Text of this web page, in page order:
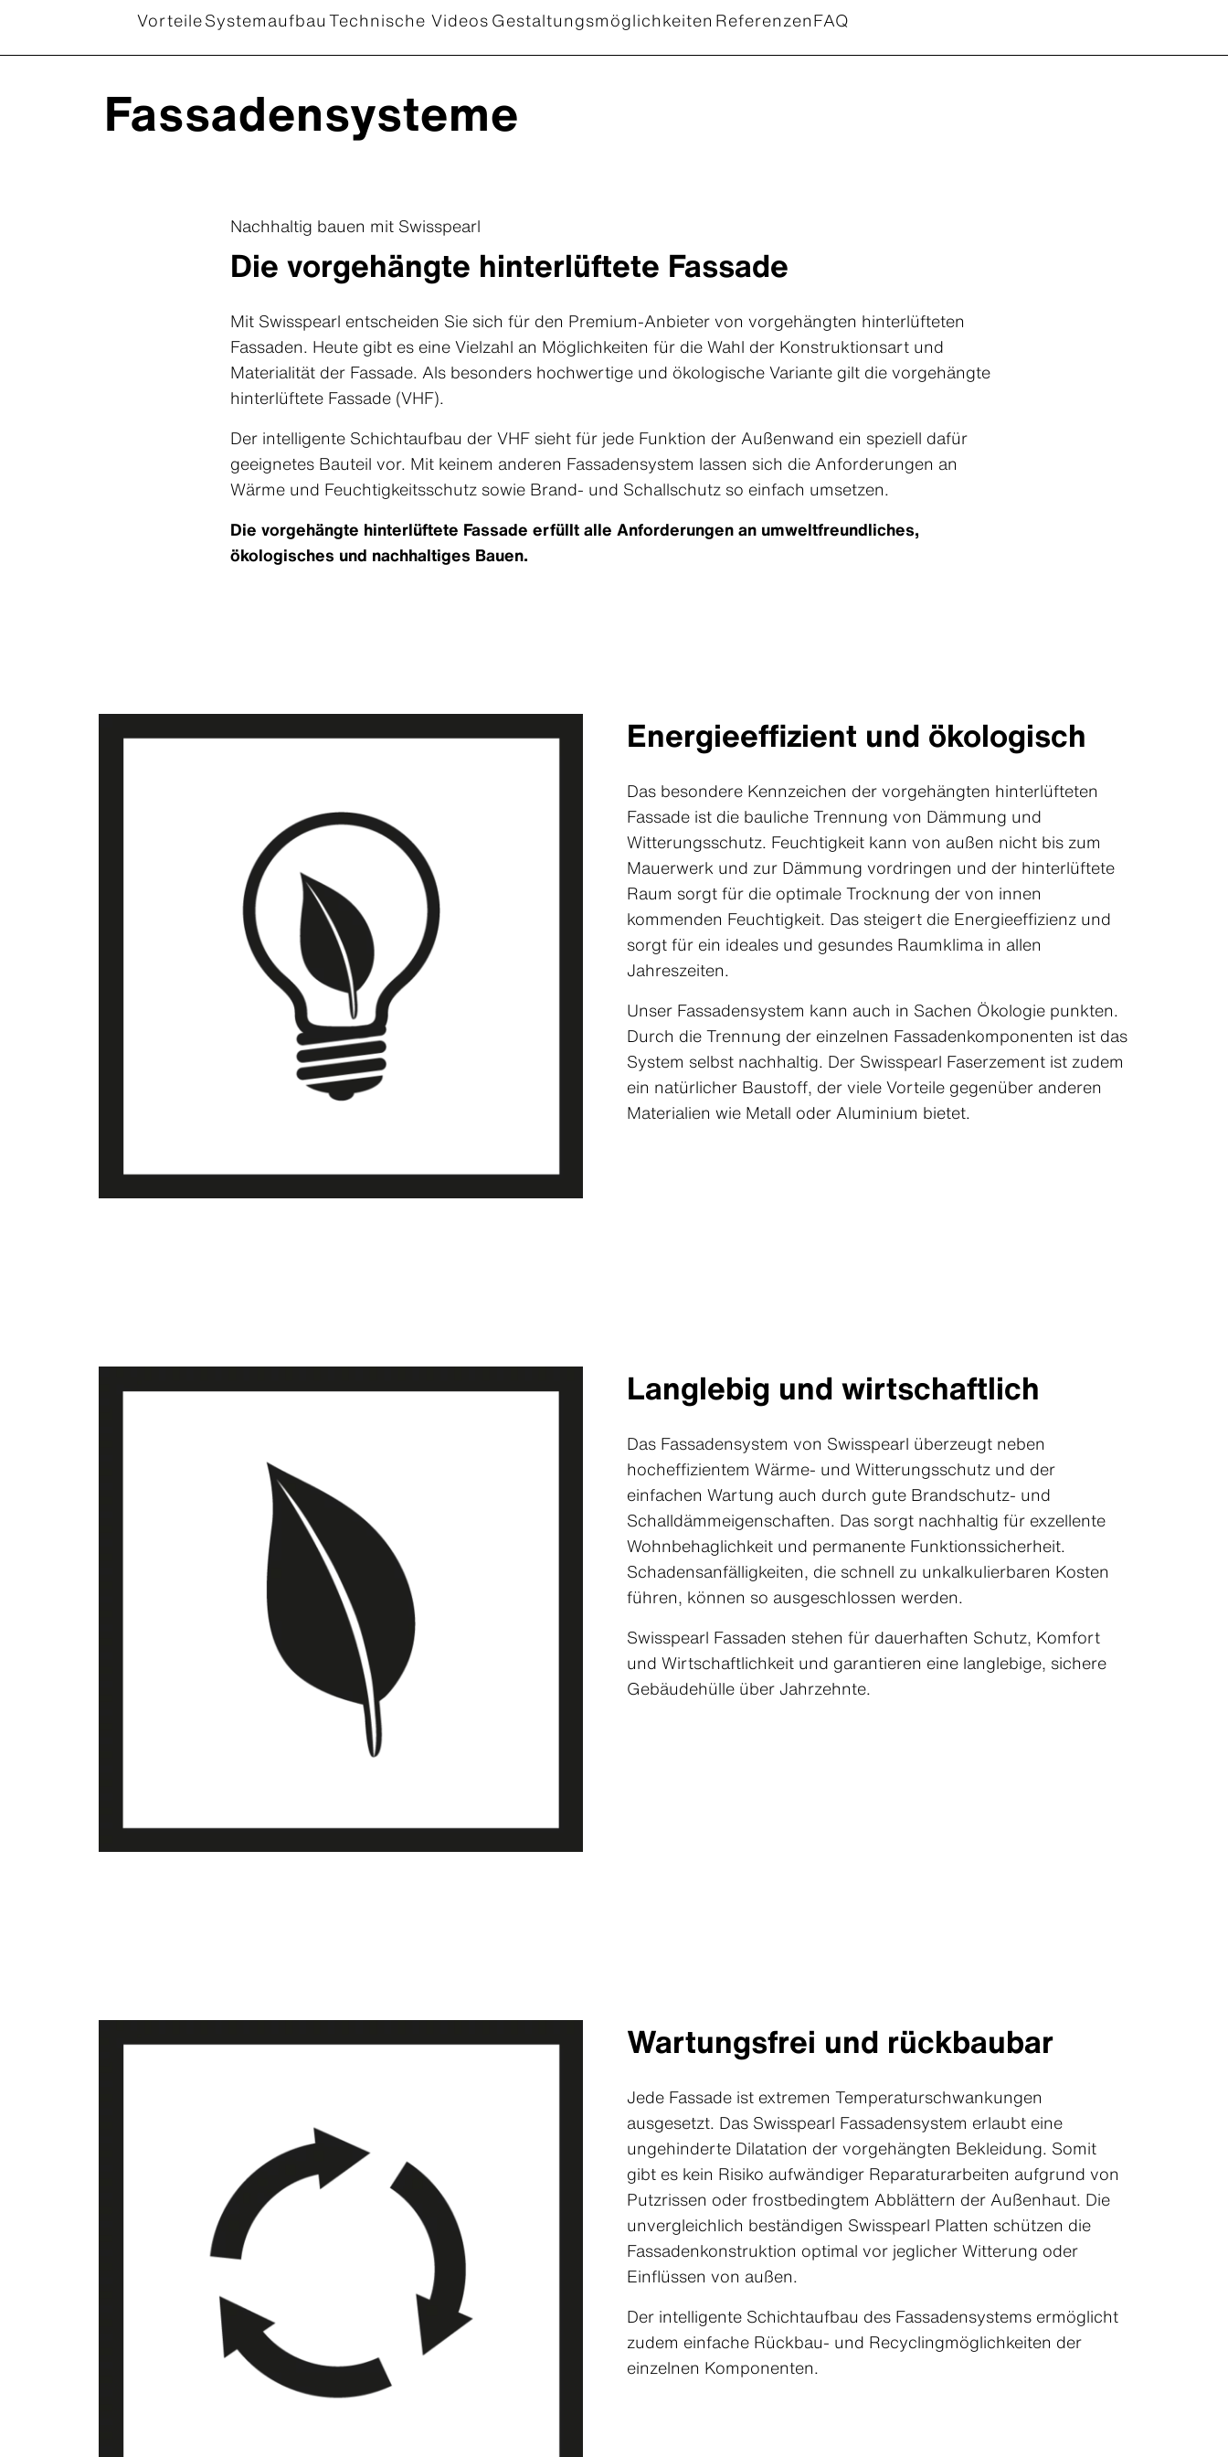
VorteileSystemaufbauTechnische VideosGestaltungsmöglichkeiten ReferenzenFAQ
Fassadensysteme
Nachhaltig bauen mit Swisspearl
Die vorgehängte hinterlüftete Fassade
Mit Swisspearl entscheiden Sie sich für den Premium-Anbieter von vorgehängten hinterlüfteten
Fassaden. Heute gibt es eine Vielzahl an Möglichkeiten für die Wahl der Konstruktionsart und
Materialität der Fassade. Als besonders hochwertige und ökologische Variante gilt die vorgehängte
hinterlüftete Fassade (VHF).
Der intelligente Schichtaufbau der VHF sieht für jede Funktion der Außenwand ein speziell dafür
geeignetes Bauteil vor. Mit keinem anderen Fassadensystem lassen sich die Anforderungen an
Wärme und Feuchtigkeitsschutz sowie Brand- und Schallschutz so einfach umsetzen.
Die vorgehängte hinterlüftete Fassade erfüllt alle Anforderungen an umweltfreundliches,
ökologisches und nachhaltiges Bauen.
Energieeffizient und ökologisch
Das besondere Kennzeichen der vorgehängten hinterlüfteten
Fassade ist die bauliche Trennung von Dämmung und
Witterungsschutz. Feuchtigkeit kann von außen nicht bis zum
Mauerwerk und zur Dämmung vordringen und der hinterlüftete
Raum sorgt für die optimale Trocknung der von innen
kommenden Feuchtigkeit. Das steigert die Energieeffizienz und
sorgt für ein ideales und gesundes Raumklima in allen
Jahreszeiten.
Unser Fassadensystem kann auch in Sachen Ökologie punkten.
Durch die Trennung der einzelnen Fassadenkomponenten ist das
System selbst nachhaltig. Der Swisspearl Faserzement ist zudem
ein natürlicher Baustoff, der viele Vorteile gegenüber anderen
Materialien wie Metall oder Aluminium bietet.
Langlebig und wirtschaftlich
Das Fassadensystem von Swisspearl überzeugt neben
hocheffizientem Wärme- und Witterungsschutz und der
einfachen Wartung auch durch gute Brandschutz- und
Schalldämmeigenschaften. Das sorgt nachhaltig für exzellente
Wohnbehaglichkeit und permanente Funktionssicherheit.
Schadensanfälligkeiten, die schnell zu unkalkulierbaren Kosten
führen, können so ausgeschlossen werden.
Swisspearl Fassaden stehen für dauerhaften Schutz, Komfort
und Wirtschaftlichkeit und garantieren eine langlebige, sichere
Gebäudehülle über Jahrzehnte.
Wartungsfrei und rückbaubar
Jede Fassade ist extremen Temperaturschwankungen
ausgesetzt. Das Swisspearl Fassadensystem erlaubt eine
ungehinderte Dilatation der vorgehängten Bekleidung. Somit
gibt es kein Risiko aufwändiger Reparaturarbeiten aufgrund von
Putzrissen oder frostbedingtem Abblättern der Außenhaut. Die
unvergleichlich beständigen Swisspearl Platten schützen die
Fassadenkonstruktion optimal vor jeglicher Witterung oder
Einflüssen von außen.
Der intelligente Schichtaufbau des Fassadensystems ermöglicht
zudem einfache Rückbau- und Recyclingmöglichkeiten der
einzelnen Komponenten.